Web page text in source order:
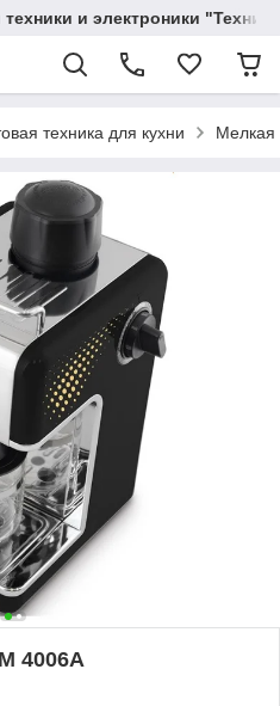
и электроники
техника для кухни Мелкая
4006A